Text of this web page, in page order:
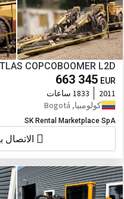
COPCOBOOMER L2D
663 345 EUR
2011
1833 ساعات
كولومبيا, Bogotá
SK Rental Marketplace SpA
الاتصال